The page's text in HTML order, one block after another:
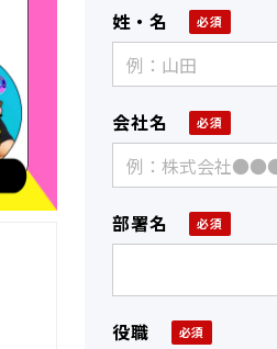
姓・名
会社名
部署名
役職